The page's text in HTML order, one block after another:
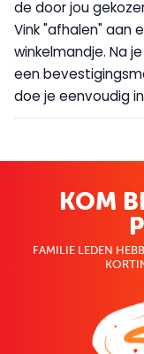
de door jou
Vink "afhalen" aan
winkelmandje. Na
een
doe je eenvoudig
KOM
FAMILIE LEDEN